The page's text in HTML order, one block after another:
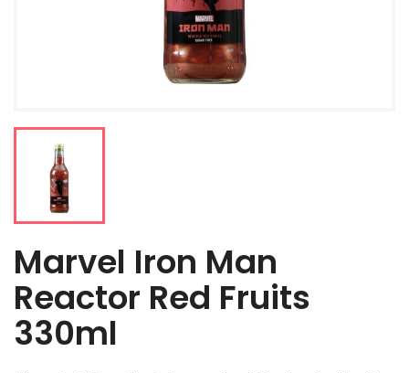
Marvel Iron Man
Reactor Red Fruits
330ml